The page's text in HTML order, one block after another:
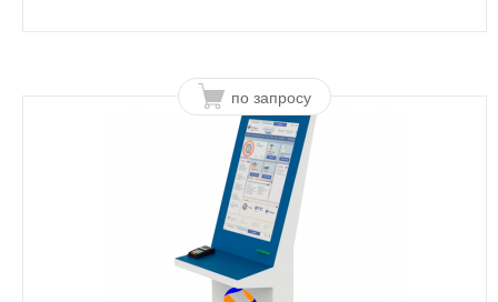
по запросу